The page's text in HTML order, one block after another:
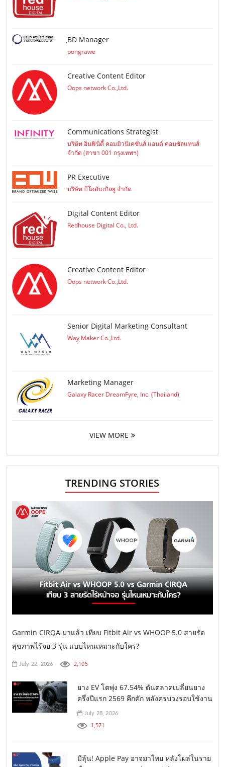
ฺBD Manager
pongrawe
Creative Content Editor
Oops network Co.,Ltd.
Communications Strategist
บริษัท อินฟินิตี้ คอมมิวนิเคชั่นส์ แอนด์ คอนซัลแทนส์
จำกัด (สาขา 001 กรุงเทพฯ)
PR Executive
บริษัท บีโอดับเบิลยู จำกัด
Digital Content Editor
Redhouse Digital Co., Ltd.
Creative Content Editor
Oops network Co.,Ltd.
Senior Digital Marketing Consultant
Way Maker Co.,Ltd.
Marketing Manager
Galaxy Racer DreamFyre, Inc. (Thailand)
VIEW MORE
TRENDING STORIES
Garmin CIRQA มาแล้ว เทียบ Fitbit Air vs WHOOP 5.0 สายรัด
สุขภาพไร้จอ 3 รุ่น แบบไหนเหมาะกับใคร?
July 22, 2026 2,105
ยาง EV โตพุ่ง 67.54% ดันตลาดเปลี่ยนยาง
ครึ่งปีแรก 2569 คึกคัก หลังครบวงรอบใช้งาน
July 28, 2026
1,571
มีลุ้น! Apple Pay อาจมาไทย หลังโผล่ในราย